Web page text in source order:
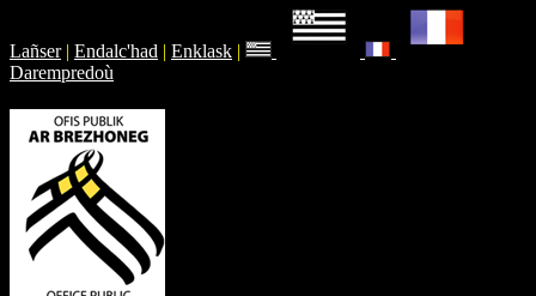
Lañser | Endalc'had | Enklask |
Darempredoù